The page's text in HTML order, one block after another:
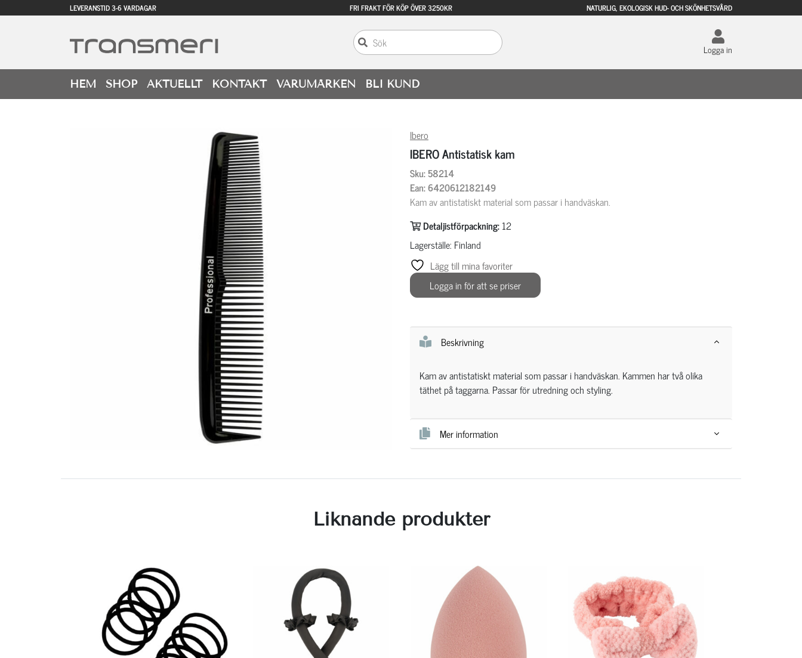
LEVERANSTID 3-6 VARDAGAR FRI FRAKT FÖR KÖP ÖVER 3250KR NATURLIG, EKOLOGISK HUD- OCH SKÖNHETSVÅRD
Logga in
HEM SHOP AKTUELLT KONTAKT VARUMÄRKEN BLI KUND
Ibero
IBERO Antistatisk kam
Sku: 58214
Ean: 6420612182149
Kam av antistatiskt material som passar i handväskan.
Detaljistförpackning:12
Lagerställe: Finland
Lägg till mina favoriter
Logga in för att se priser
Beskrivning
Kam av antistatiskt material som passar i handväskan. Kammen har två olika
täthet på taggarna. Passar för utredning och styling.
Mer information
Liknande produkter